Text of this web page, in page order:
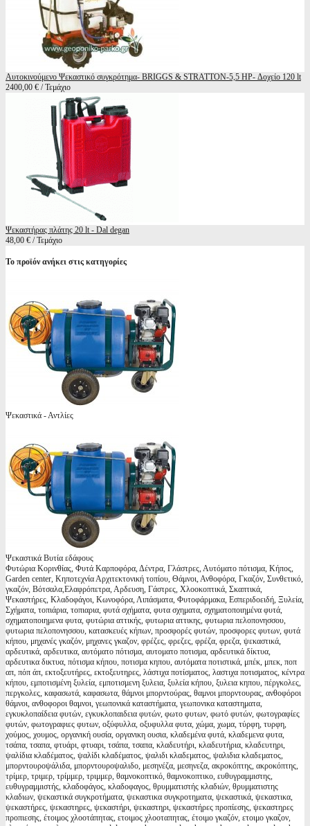
Αυτοκινούμενο Ψεκαστικό συγκρότημα- BRIGGS & STRATTON-5,5 HP- Δοχείο 120 lt
2400,00 € / Τεμάχιο
Ψεκαστήρας πλάτης 20 lt - Dal degan
48,00 € / Τεμάχιο
Το προϊόν ανήκει στις κατηγορίες
Ψεκαστικά - Αντλίες
Ψεκαστικά Βυτία εδάφους
Φυτώρια Κορινθίας, Φυτά Καρποφόρα, Δέντρα, Γλάστρες, Αυτόματο πότισμα, Κήπος,
Garden center, Κηποτεχνία Αρχιτεκτονική τοπίου, Θάμνοι, Ανθοφόρα, Γκαζόν, Συνθετικό,
γκαζόν, Βότσαλα,Ελαφρόπετρα, Αρδευση, Γάστρες, Χλοοκοπτικά, Σκαπτικά,
Ψεκαστήρες, Κλαδοφάγοι, Κωνοφόρα, Λιπάσματα, Φυτοφάρμακα, Εσπεριδοειδή, Ξυλεία,
Σχήματα, τοπιάρια, τοπιαρια, φυτά σχήματα, φυτα σχηματα, σχηματοποιημένα φυτά,
σχηματοποιημενα φυτα, φυτώρια αττικής, φυτωρια αττικης, φυτωρια πελοπονησσου,
φυτωρια πελοπονησσου, κατασκευές κήπων, προσφορές φυτών, προσφορες φυτων, φυτά
κήπου, μηχανές γκαζόν, μηχανες γκαζον, φρέζες, φρεζες, φρέζα, φρεζα, ψεκαστικά,
αρδευτικά, αρδευτικα, αυτόματο πότισμα, αυτοματο ποτισμα, αρδευτικά δίκτυα,
αρδευτικα δικτυα, πότισμα κήπου, ποτισμα κηπου, αυτόματα ποτιστικά, μπέκ, μπεκ, ποπ
απ, πόπ άπ, εκτοξευτήρες, εκτοξευτηρες, λάστιχα ποτίσματος, λαστιχα ποτισματος, κέντρα
κήπου, εμποτισμένη ξυλεία, εμποτισμενη ξυλεια, ξυλεία κήπου, ξυλεια κηπου, πέργκολες,
περγκολες, καφασωτά, καφασωτα, θάμνοι μπορντούρας, θαμνοι μπορντουρας, ανθοφόροι
θάμνοι, ανθοφοροι θαμνοι, γεωπονικά καταστήματα, γεωπονικα καταστηματα,
εγκυκλοπαίδεια φυτών, εγκυκλοπαιδεια φυτών, φωτο φυτων, φωτό φυτών, φωτογραφίες
φυτών, φωτογραφιες φυτων, οξύφυλλα, οξυφυλλα φυτα, χώμα, χωμα, τύρφη, τυρφη,
χούμος, χουμος, οργανική ουσία, οργανικη ουσια, κλαδεμένα φυτά, κλαδεμενα φυτα,
τσάπα, τσαπα, φτυάρι, φτυαρι, τσάπα, τσαπα, κλαδευτήρι, κλαδευτήρια, κλαδευτηρι,
ψαλίδια κλαδέματος, ψαλίδι κλαδέματος, ψαλιδι κλαδεματος, ψαλιδια κλαδεματος,
μπορντουροψάλιδα, μπορντουροψαλιδο, μεσηνέζα, μεσηνεζα, ακροκόπτης, ακροκόπτης,
τρίμερ, τριμερ, τρίμμερ, τριμμερ, θαμνοκοπτικό, θαμνοκοπτικο, ευθυγραμμιστης,
ευθυγραμμιστής, κλαδοφάγος, κλαδοφαγος, θρυμματιστής κλαδιών, θρυμματιστης
κλαδιων, ψεκαστικά συγκροτήματα, ψεκαστικα συγκροτηματα, ψεκαστικά, ψεκαστικα,
ψεκαστήρες, ψεκαστηρες, ψεκαστήρι, ψεκαστηρι, ψεκαστήρες προπίεσης, ψεκαστηρες
προπιεσης, έτοιμος χλοοτάπητας, ετοιμος χλοοταπητας, έτοιμο γκαζόν, ετοιμο γκαζον,